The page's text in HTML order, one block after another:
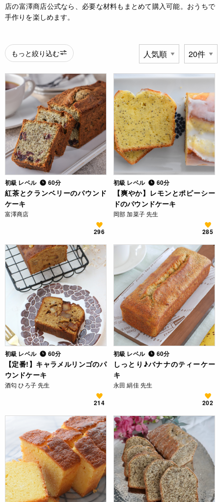
店の富澤商店公式なら、必要な材料もまとめて購入可能。おうちで
手作りを楽しめます。
もっと絞り込む
初級 レベル 60分
紅茶とクランベリーのパウンド
ケーキ
富澤商店
296
初級 レベル 60分
【爽やか】レモンとポピーシー
ドのパウンドケーキ
岡部 加菜子 先生
285
初級 レベル 60分
【定番!】キャラメルリンゴのパ
ウンドケーキ
酒匂 ひろ子 先生
214
初級 レベル 60分
しっとり♪バナナのティーケー
キ
永田 絹佳 先生
202